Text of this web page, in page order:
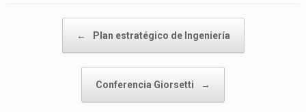
← Plan estratégico de Ingeniería
Conferencia Giorsetti →